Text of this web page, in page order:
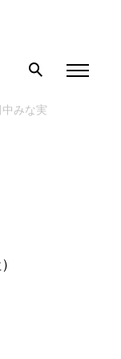
中みな実